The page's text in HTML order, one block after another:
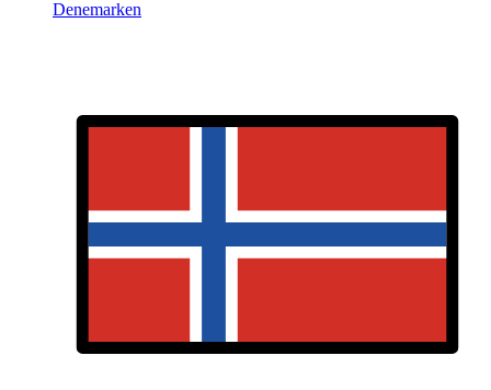
Denemarken